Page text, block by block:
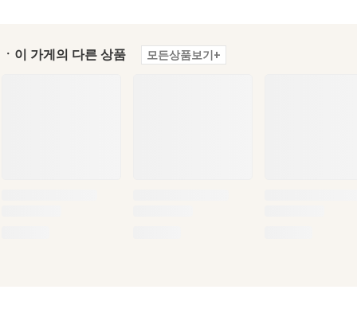
ㆍ이 가게의 다른 상품 모든상품보기+